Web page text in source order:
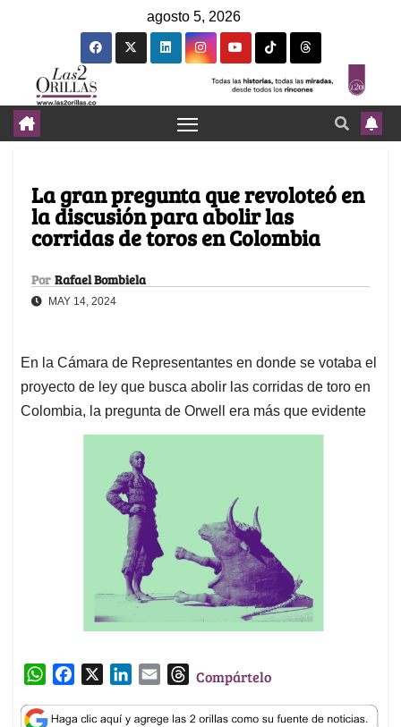
agosto 5, 2026
La gran pregunta que revoloteó en
la discusión para abolir las
corridas de toros en Colombia
Por Rafael Bombiela
MAY 14, 2024
En la Cámara de Representantes en donde se votaba el
proyecto de ley que busca abolir las corridas de toro en
Colombia, la pregunta de Orwell era más que evidente
W
a
c
n
a
T
r
Compártelo